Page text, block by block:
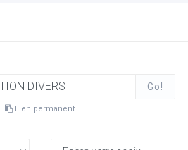
Go!
Lien permanent